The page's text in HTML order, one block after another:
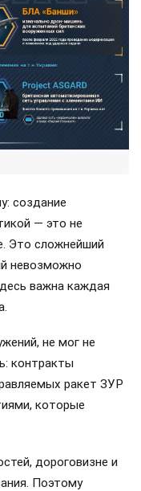
создание
— это не
Это сложнейший
невозможно
важна каждая
не мог не
контракты
ракет ЗУР
которые
дороговизне и
Поэтому